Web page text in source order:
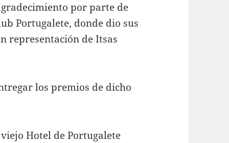
por parte de
Portugalete, donde dio sus
representación de Itsas
los premios de dicho
Hotel de Portugalete